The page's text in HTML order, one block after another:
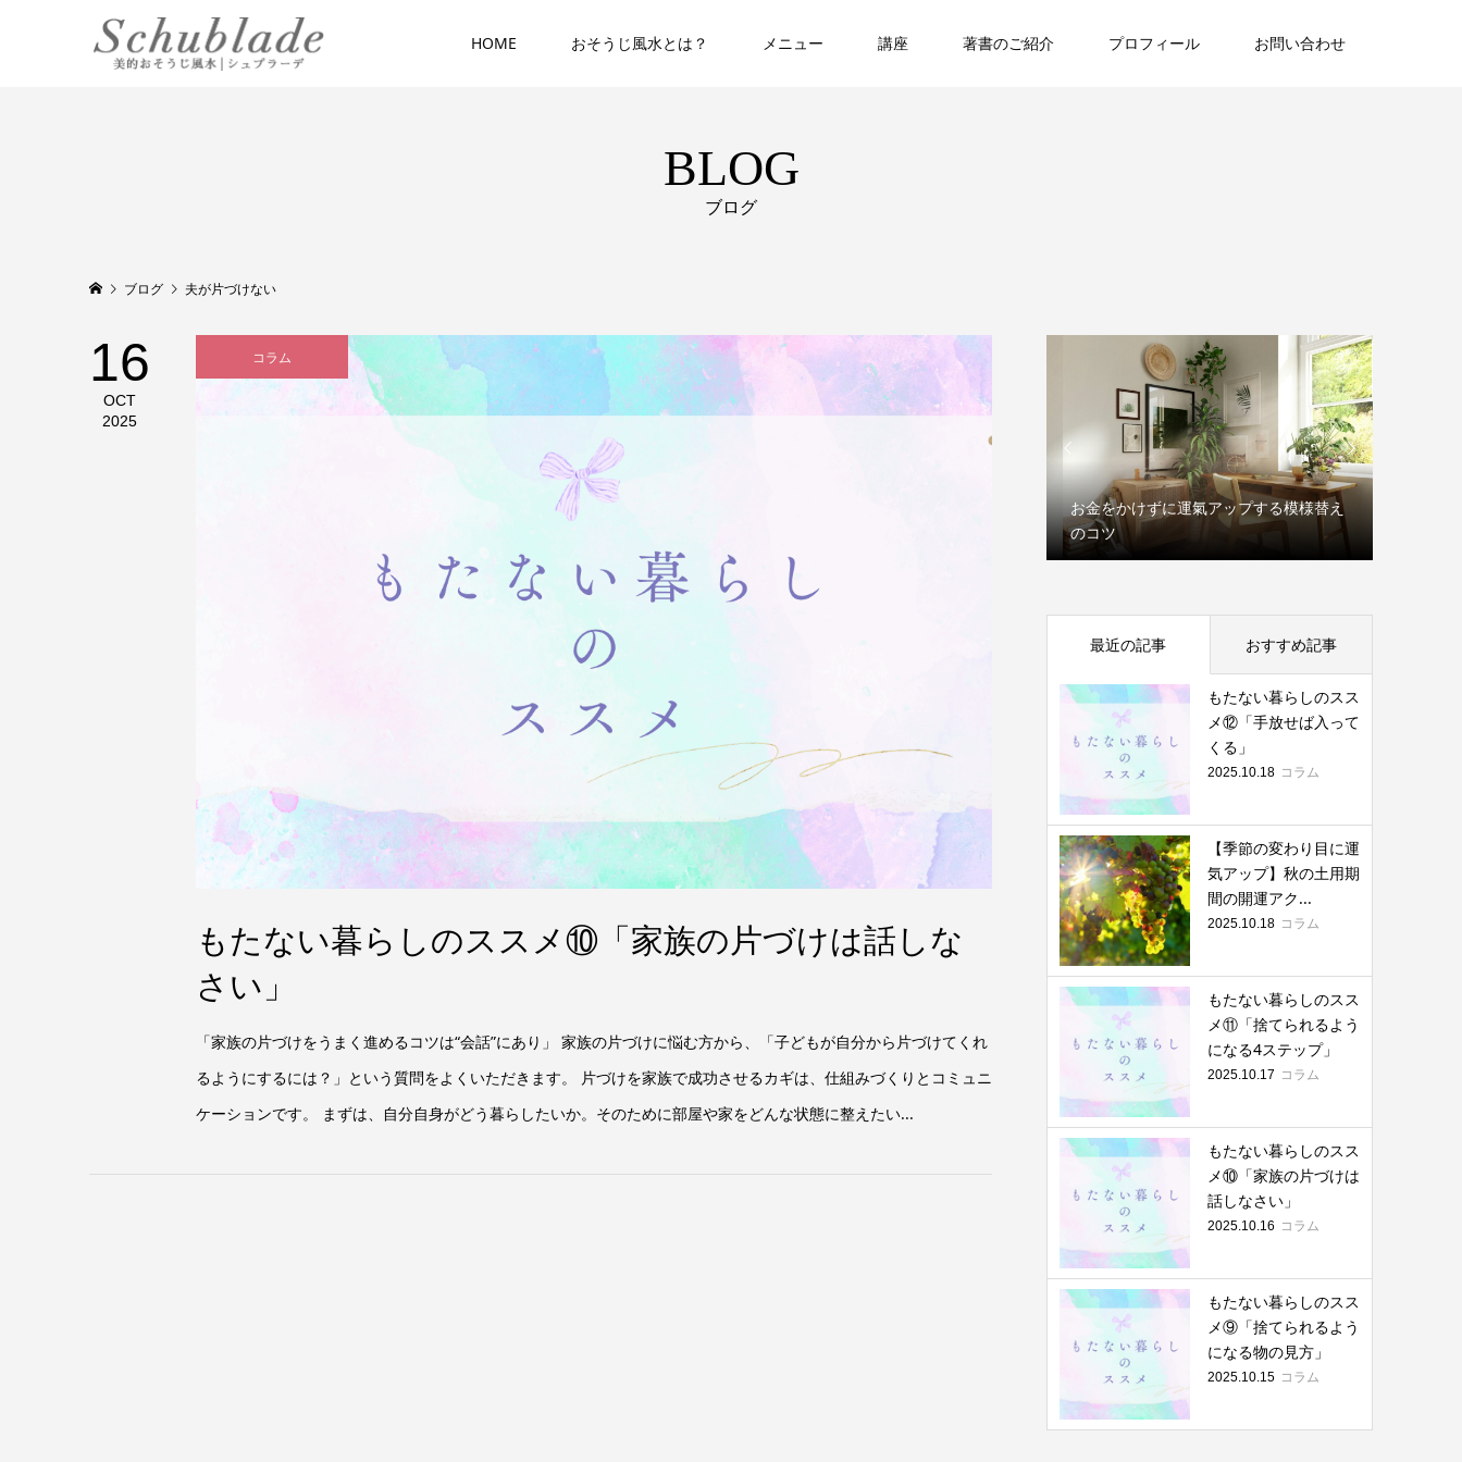
HOME おそうじ風水とは？ メニュー 講座 著書のご紹介 プロフィール お問い合わせ
BLOG
ブログ
ブログ 夫が片づけない
16
OCT
2025
コラム
もたない暮らしのススメ⑩「家族の片づけは話しな
さい」
「家族の片づけをうまく進めるコツは“会話”にあり」 家族の片づけに悩む方から、「子どもが自分から片づけてくれ
るようにするには？」という質問をよくいただきます。 片づけを家族で成功させるカギは、仕組みづくりとコミュニ
ケーションです。 まずは、自分自身がどう暮らしたいか。そのために部屋や家をどんな状態に整えたい...

お金をかけずに運氣アップする模様替え
のコツ

最近の記事 おすすめ記事
もたない暮らしのスス
メ⑫「手放せば入って
くる」
2025.10.18 コラム
【季節の変わり目に運
気アップ】秋の土用期
間の開運アク...
2025.10.18 コラム
もたない暮らしのスス
メ⑪「捨てられるよう
になる4ステップ」
2025.10.17 コラム
もたない暮らしのスス
メ⑩「家族の片づけは
話しなさい」
2025.10.16 コラム
もたない暮らしのスス
メ⑨「捨てられるよう
になる物の見方」
2025.10.15 コラム